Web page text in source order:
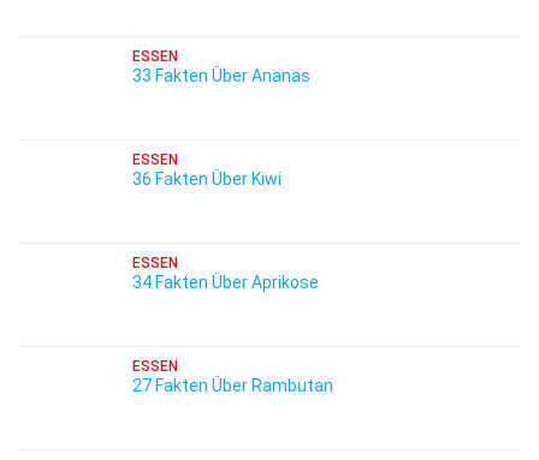
ESSEN
33 Fakten Über Ananas
ESSEN
36 Fakten Über Kiwi
ESSEN
34 Fakten Über Aprikose
ESSEN
27 Fakten Über Rambutan